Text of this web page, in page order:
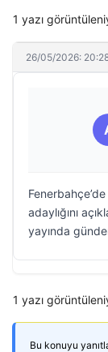
1 yazı
26/05/2026:
adaylığını
yayında
1 yazı
Bu konuyu